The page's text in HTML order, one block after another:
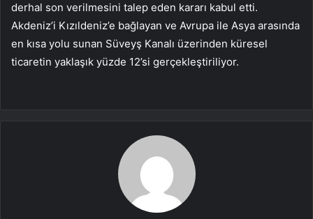
derhal son verilmesini talep eden kararı kabul etti.
Akdeniz’i Kızıldeniz’e bağlayan ve Avrupa ile Asya arasında
en kısa yolu sunan Süveyş Kanalı üzerinden küresel
ticaretin yaklaşık yüzde 12’si gerçekleştiriliyor.